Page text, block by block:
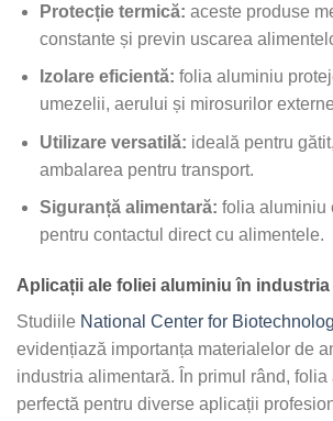
Protecție termică: aceste produse
constante și previn uscarea
Izolare eficientă: folia aluminiu
umezelii, aerului și mirosurilor
Utilizare versatilă: ideală pentru
ambalarea pentru transport.
Siguranță alimentară: folia aluminiu
pentru contactul direct cu alimentele.
Aplicații ale foliei aluminiu în industria
Studiile National Center for
evidențiază importanța materialelor de
industria alimentară. În primul rând, folia
perfectă pentru diverse aplicații